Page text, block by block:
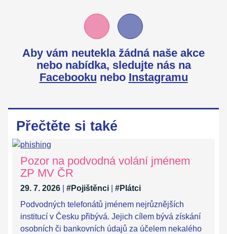
Aby vám neutekla žádná naše akce
nebo nabídka, sledujte nás na
Facebooku nebo Instagramu
Přečtěte si také
Pozor na podvodná volání jménem
ZP MV ČR
29. 7. 2026 #Pojištěnci
#Plátci
Podvodných telefonátů jménem nejrůznějších
institucí v Česku přibývá. Jejich cílem bývá získání
osobních či bankovních údajů za účelem nekalého